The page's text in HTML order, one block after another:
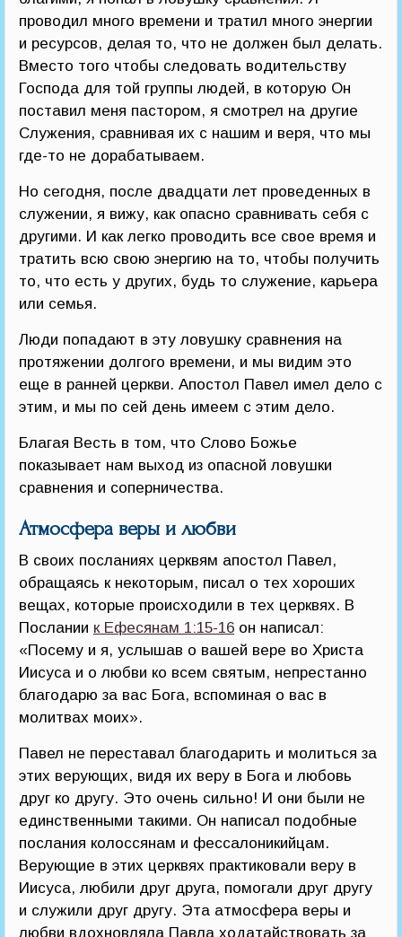
проводил много времени и тратил много энергии
и ресурсов, делая то, что не должен был делать.
Вместо того чтобы следовать водительству
Господа для той группы людей, в которую Он
поставил меня пастором, я смотрел на другие
Служения, сравнивая их с нашим и веря, что мы
где-то не дорабатываем.
Но сегодня, после двадцати лет проведенных в
служении, я вижу, как опасно сравнивать себя с
другими. И как легко проводить все свое время и
тратить всю свою энергию на то, чтобы получить
то, что есть у других, будь то служение, карьера
или семья.
Люди попадают в эту ловушку сравнения на
протяжении долгого времени, и мы видим это
еще в ранней церкви. Апостол Павел имел дело с
этим, и мы по сей день имеем с этим дело.
Благая Весть в том, что Слово Божье
показывает нам выход из опасной ловушки
сравнения и соперничества.
Атмосфера веры и любви
В своих посланиях церквям апостол Павел,
обращаясь к некоторым, писал о тех хороших
вещах, которые происходили в тех церквях. В
Послании к Ефесянам 1:15-16 он написал:
«Посему и я, услышав о вашей вере во Христа
Иисуса и о любви ко всем святым, непрестанно
благодарю за вас Бога, вспоминая о вас в
молитвах моих».
Павел не переставал благодарить и молиться за
этих верующих, видя их веру в Бога и любовь
друг ко другу. Это очень сильно! И они были не
единственными такими. Он написал подобные
послания колоссянам и фессалоникийцам.
Верующие в этих церквях практиковали веру в
Иисуса, любили друг друга, помогали друг другу
и служили друг другу. Эта атмосфера веры и
любви вдохновляла Павла ходатайствовать за